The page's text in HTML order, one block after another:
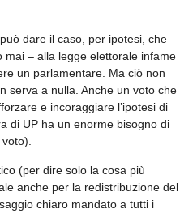
dare il caso, per ipotesi, che
– alla legge elettorale infame
un parlamentare. Ma ciò non
serva a nulla. Anche un voto che
e incoraggiare l’ipotesi di
di UP ha un enorme bisogno di
(per dire solo la cosa più
anche per la redistribuzione del
chiaro mandato a tutti i